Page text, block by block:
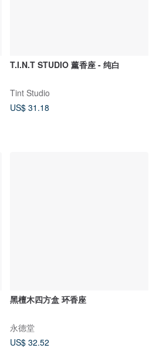
T.I.N.T STUDIO 薰香座 - 纯白
Tint Studio
US$ 31.18
黑檀木四方盒 环香座
永德堂
US$ 32.52